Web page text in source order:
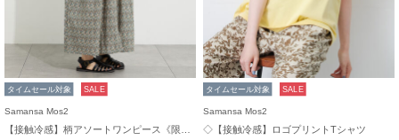
タイムセール対象 SALE
Samansa Mos2
タイムセール対象 SALE
Samansa Mos2
◇【接触冷感】ロゴプリントTシャツ